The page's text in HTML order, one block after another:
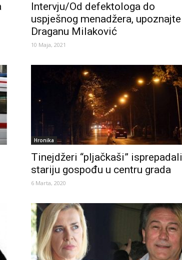
Intervju/Od defektologa do
uspješnog menadžera, upoznajte
Draganu Milaković
10 Maja, 2021
Hronika
Tinejdžeri “pljačkaši” isprepadali
stariju gospođu u centru grada
6 Marta, 2020